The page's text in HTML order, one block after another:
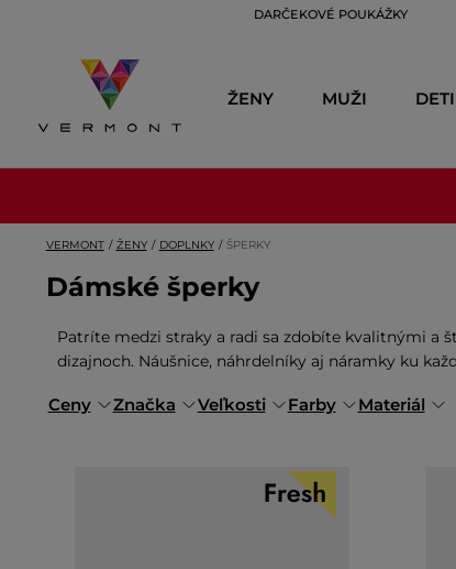
DARČEKOVÉ POUKÁŽKY
ŽENY MUŽI DETI
VERMONT ŽENY DOPLNKY ŠPERKY
Dámské šperky
Patríte medzi straky a radi sa zdobíte kvalitnými a
dizajnoch. Náušnice, náhrdelníky aj náramky ku
Ceny Značka Veľkosti Farby Materiál